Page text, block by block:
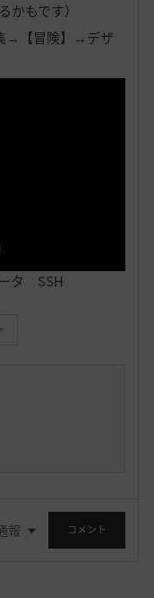
もです）
→【冒険】→デザ
タ SSH
報 コメント